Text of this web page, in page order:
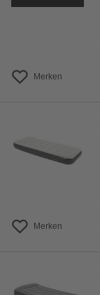
Merken
Merken